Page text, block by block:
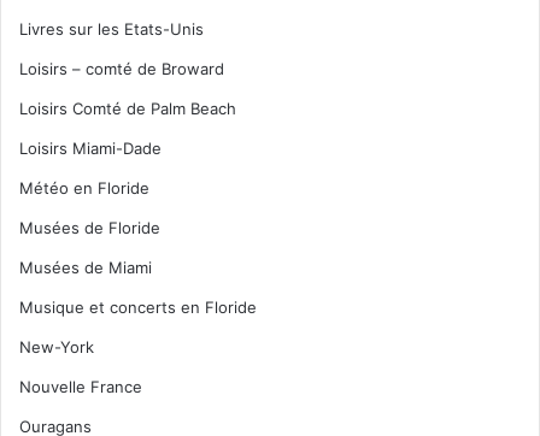
Livres sur les Etats-Unis
Loisirs – comté de Broward
Loisirs Comté de Palm Beach
Loisirs Miami-Dade
Météo en Floride
Musées de Floride
Musées de Miami
Musique et concerts en Floride
New-York
Nouvelle France
Ouragans